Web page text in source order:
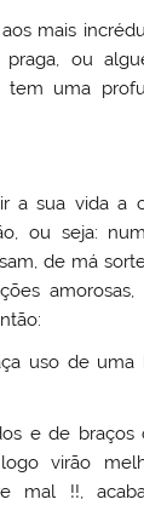
mais
ou
uma
a sua vida a
ou seja:
de má
uso de uma
e de braços
virão
mal !!,